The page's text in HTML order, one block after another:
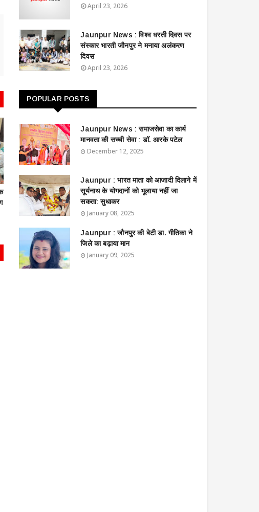
April 23, 2026
Jaunpur News : विश्व धरती दिवस पर
संस्कार भारती जौनपुर ने मनाया अलंकरण
दिवस
April 23, 2026
POPULAR POSTS
Jaunpur News : ​समाजसेवा का कार्य
मानवता की सच्ची सेवा : डॉ. आरके पटेल
December 12, 2025
Jaunpur : ​भारत माता को आजादी दिलाने में
सूर्यनाथ के योगदानों को भूलाया नहीं जा
सकता: सुधाकर
January 08, 2025
Jaunpur : ​जौनपुर की बेटी डा. गीतिका ने
जिले का बढ़ाया मान
January 09, 2025